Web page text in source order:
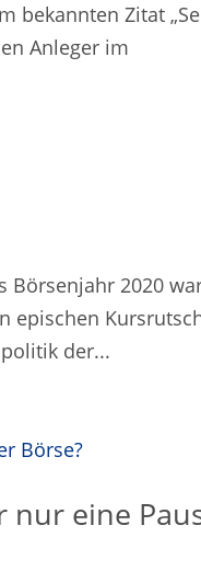
bekannten Zitat
Anleger im
Börsenjahr 2020
epischen
der...
nur eine